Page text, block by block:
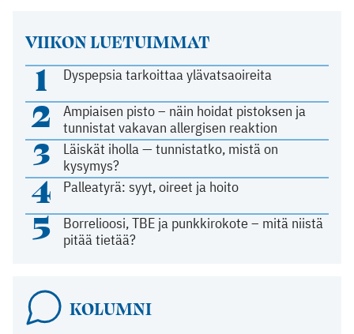
VIIKON LUETUIMMAT
1 Dyspepsia tarkoittaa ylävatsaoireita
2
Ampiaisen pisto – näin hoidat pistoksen ja
tunnistat vakavan allergisen reaktion
3
Läiskät iholla — tunnistatko, mistä on
kysymys?
4 Palleatyrä: syyt, oireet ja hoito
5
Borrelioosi, TBE ja punkkirokote – mitä niistä
pitää tietää?
KOLUMNI